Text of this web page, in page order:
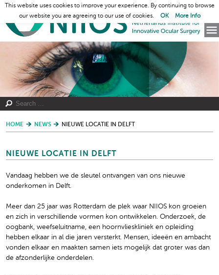
HOME NEWS NIEUWE LOCATIE IN DELFT
NIEUWE LOCATIE IN DELFT
Vandaag hebben we de sleutel ontvangen van ons nieuwe
onderkomen in Delft.
Meer dan 25 jaar was Rotterdam de plek waar NIIOS kon groeien
en zich in verschillende vormen kon ontwikkelen. Onderzoek, de
oogbank, weefseluitname, een hoornvlieskliniek en opleiding
hebben elkaar in al die jaren versterkt. Mensen, ideeën en ambacht
vonden elkaar en maakten samen iets mogelijk dat groter was dan
de afzonderlijke onderdelen.
This website uses cookies to improve your experience. By continuing to browse
our website you are agreeing to our use of cookies.
OK More Info